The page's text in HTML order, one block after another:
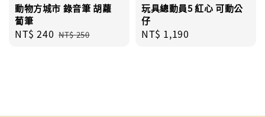
動物方城市 錄音筆 胡蘿
蔔筆
Sale
NT$ 240 Regular
NT$ 250
玩具總動員5 紅心 可動公
仔
Regular
NT$ 1,190